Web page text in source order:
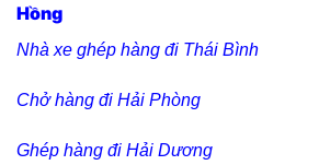
Hồng
Nhà xe ghép hàng đi Thái Bình
Chở hàng đi Hải Phòng
Ghép hàng đi Hải Dương